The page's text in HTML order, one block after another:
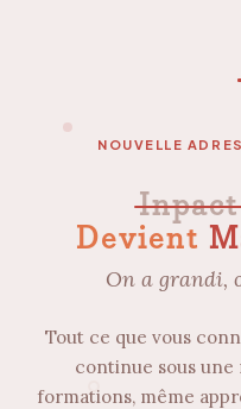
NOUVELLE
Devient
On a grandi,
Tout ce que vous
continue sous
formations, même